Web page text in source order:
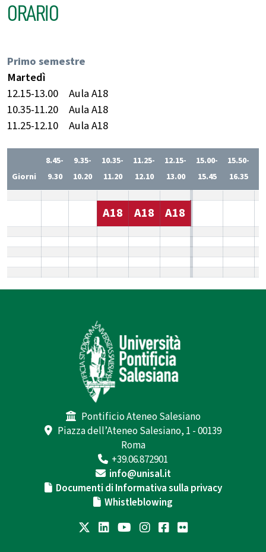
ORARIO
Primo semestre
Martedì
12.15-13.00
Aula A18
10.35-11.20
Aula A18
11.25-12.10
Aula A18
Giorni
8.45-
9.30
9.35-
10.20
10.35-
11.20
11.25-
12.10
12.15-
13.00
15.00-
15.45
15.50-
16.35
A18 A18 A18
Pontificio Ateneo Salesiano
Piazza dell’Ateneo Salesiano, 1 - 00139
Roma
+39.06.872901
info@unisal.it
Documenti di Informativa sulla privacy
Whistleblowing